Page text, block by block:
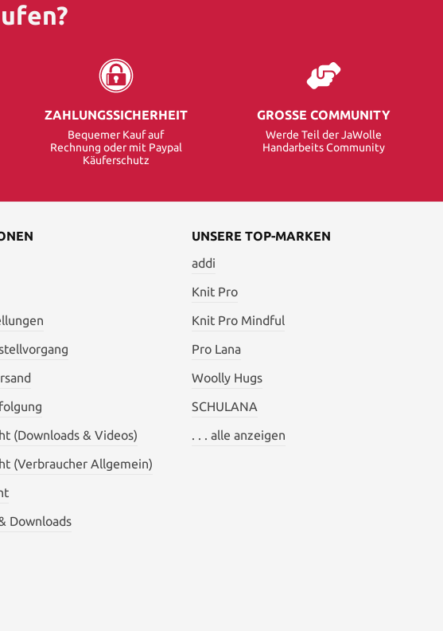
ZAHLUNGSSICHERHEIT
Bequemer Kauf auf
Rechnung oder mit Paypal
Käuferschutz
GROSSE COMMUNITY
Werde Teil der JaWolle
Handarbeits Community
(Downloads & Videos)
(Verbraucher Allgemein)
Downloads
UNSERE TOP-MARKEN
addi
Knit Pro
Knit Pro Mindful
Pro Lana
Woolly Hugs
SCHULANA
. . . alle anzeigen